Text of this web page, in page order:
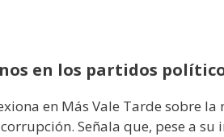
en los partidos
en Más Vale Tarde sobre
Señala que, pese a